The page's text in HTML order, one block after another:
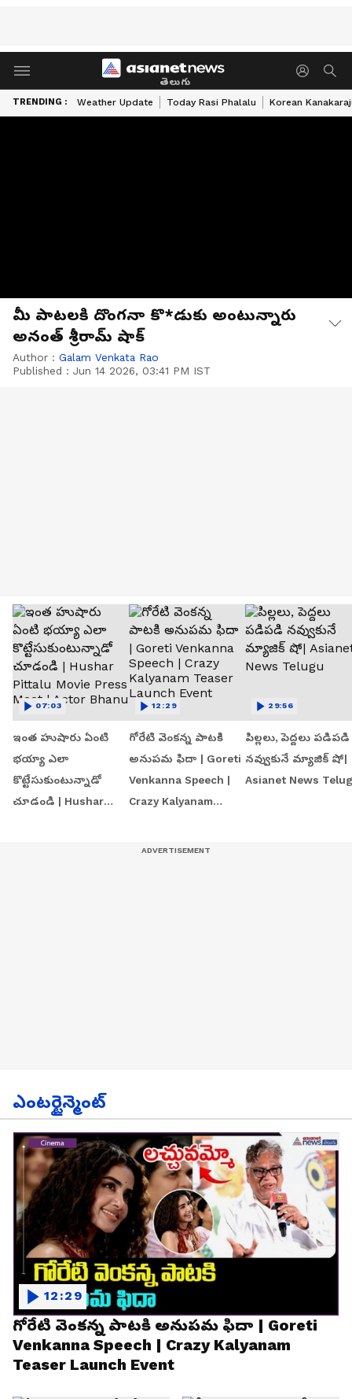
తెలుగు
TRENDING : Weather Update Today Rasi Phalalu Korean
మీ పాటలకి దొంగనా కొ*డుకు అంటున్నారు
అనంత్ శ్రీరామ్ షాక్
Author : Galam Venkata Rao
Published : Jun 14 2026, 03:41 PM IST
ఇంత హుషారు ఏంటి
భయ్యా ఎలా
కొట్టేసుకుంటున్నాడో
చూడండి | Hushar
07:03
గోరేటి వెంకన్న పాటకి
అనుపమ ఫిదా | Goreti
Venkanna Speech |
Crazy Kalyanam
12:29
పిల్లలు, పెద్దలు పడిపడి
నవ్వుకునే మ్యాజిక్ షో|
Asianet News
29:56
ఎంటర్టైన్మెంట్
గోరేటి వెంకన్న పాటకి అనుపమ ఫిదా | Goreti
Venkanna Speech | Crazy Kalyanam
Teaser Launch Event
12:29